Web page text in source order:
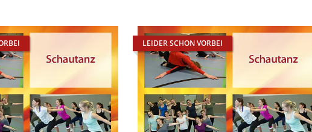
LEIDER SCHON VORBEI